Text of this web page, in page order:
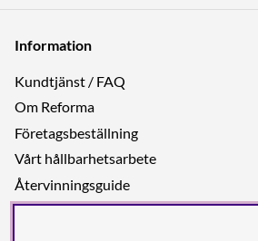
Information
Kundtjänst / FAQ
Om Reforma
Företagsbeställning
Vårt hållbarhetsarbete
Återvinningsguide
Integritetspolicy